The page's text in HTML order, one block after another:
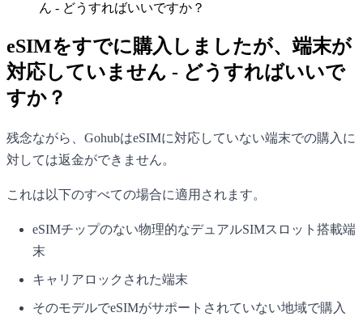
ん - どうすればいいですか？
eSIMをすでに購入しましたが、端末が
対応していません - どうすればいいで
すか？
残念ながら、GohubはeSIMに対応していない端末での購入に
対しては返金ができません。
これは以下のすべての場合に適用されます。
eSIMチップのない物理的なデュアルSIMスロット搭載端
末
キャリアロックされた端末
そのモデルでeSIMがサポートされていない地域で購入